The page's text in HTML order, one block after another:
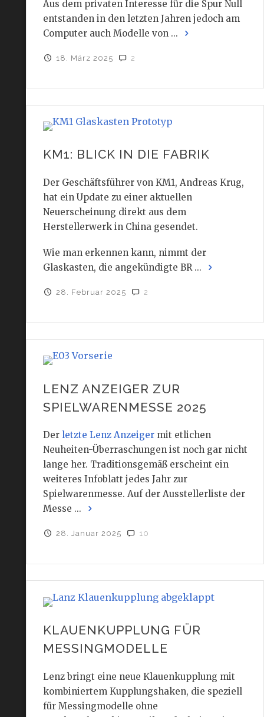
Aus dem privaten Interesse für die Spur Null
entstanden in den letzten Jahren jedoch am
Computer auch Modelle von ...
18. März 2025 2
KM1: BLICK IN DIE FABRIK
Der Geschäftsführer von KM1, Andreas Krug,
hat ein Update zu einer aktuellen
Neuerscheinung direkt aus dem
Herstellerwerk in China gesendet.
Wie man erkennen kann, nimmt der
Glaskasten, die angekündigte BR ...
28. Februar 2025 2
LENZ ANZEIGER ZUR
SPIELWARENMESSE 2025
Der letzte Lenz Anzeigermit etlichen
Neuheiten-Überraschungen ist noch gar nicht
lange her. Traditionsgemäß erscheint ein
weiteres Infoblatt jedes Jahr zur
Spielwarenmesse. Auf der Ausstellerliste der
Messe ...
28. Januar 2025 10
KLAUENKUPPLUNG FÜR
MESSINGMODELLE
Lenz bringt eine neue Klauenkupplung mit
kombiniertem Kupplungshaken, die speziell
für Messingmodelle ohne